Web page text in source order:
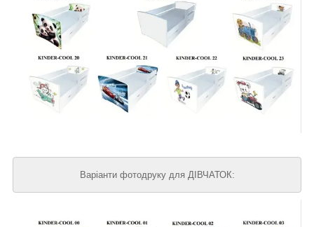
Варіанти фотодруку для ДІВЧАТОК: